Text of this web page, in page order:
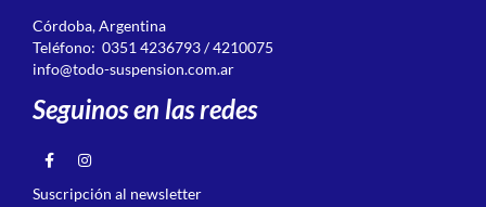
Córdoba, Argentina
Teléfono: 0351 4236793 / 4210075
info@todo-suspension.com.ar
Seguinos en las redes
Suscripción al newsletter